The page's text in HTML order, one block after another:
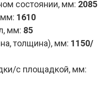
состоянии, мм: 2085
мм: 1610
мм: 85
толщина), мм: 1150/
с площадкой, мм: